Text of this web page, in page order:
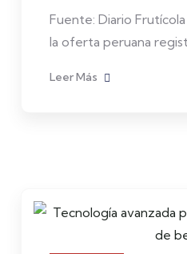
Fuente: Diario
la oferta peruana
Leer Más